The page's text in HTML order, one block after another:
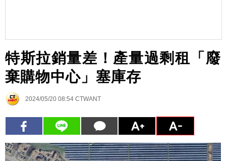
特斯拉銷量差！產量過剩租「廢
棄購物中心」塞庫存
2024/05/20 08:54 CTWANT